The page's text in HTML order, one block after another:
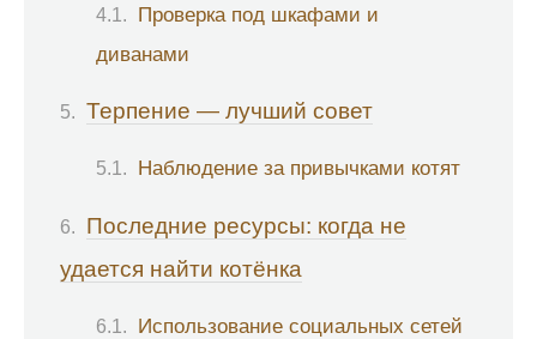
Проверка под шкафами и
диванами
Терпение — лучший совет
Наблюдение за привычками котят
Последние ресурсы: когда не
удается найти котёнка
Использование социальных сетей